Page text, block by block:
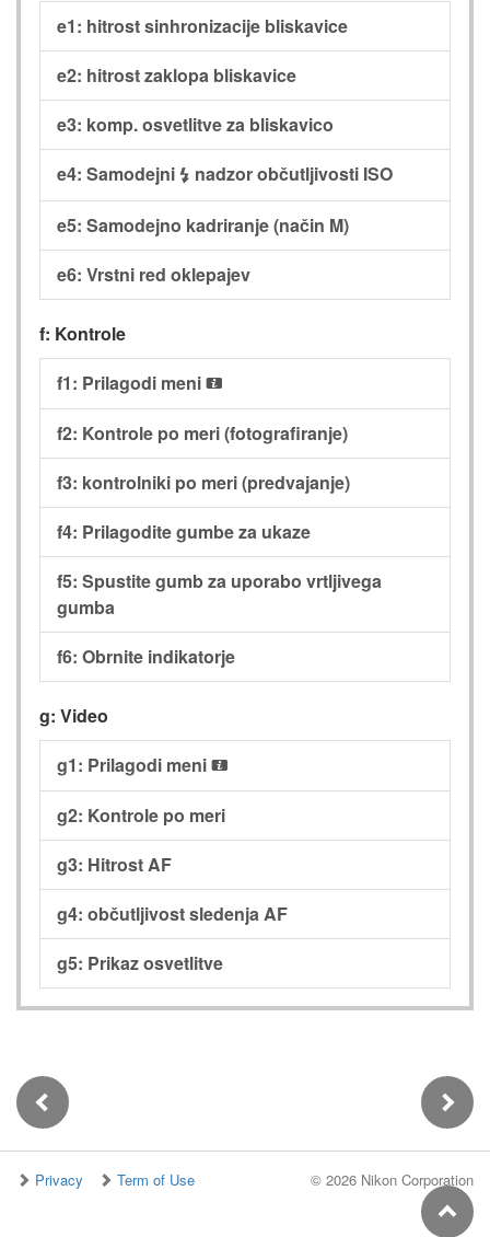
e1: hitrost sinhronizacije bliskavice
e2: hitrost zaklopa bliskavice
e3: komp. osvetlitve za bliskavico
e4: Samodejni c nadzor občutljivosti ISO
e5: Samodejno kadriranje (način M)
e6: Vrstni red oklepajev
f: Kontrole
f1: Prilagodi meni i
f2: Kontrole po meri (fotografiranje)
f3: kontrolniki po meri (predvajanje)
f4: Prilagodite gumbe za ukaze
f5: Spustite gumb za uporabo vrtljivega
gumba
f6: Obrnite indikatorje
g: Video
g1: Prilagodi meni i
g2: Kontrole po meri
g3: Hitrost AF
g4: občutljivost sledenja AF
g5: Prikaz osvetlitve
Privacy Term of Use © 2026 Nikon Corporation